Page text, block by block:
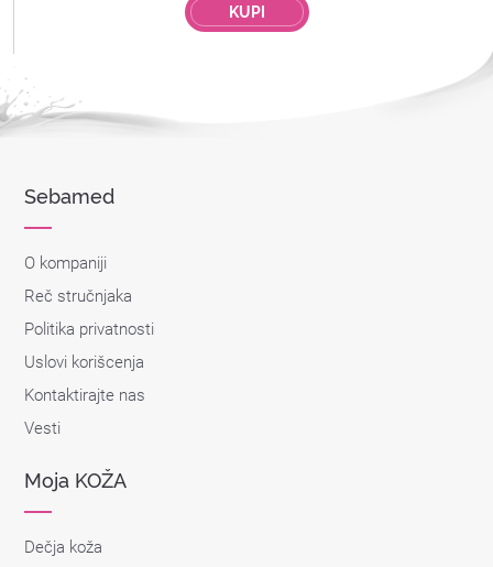
KUPI
Sebamed
O kompaniji
Reč stručnjaka
Politika privatnosti
Uslovi korišcenja
Kontaktirajte nas
Vesti
Moja KOŽA
Dečja koža